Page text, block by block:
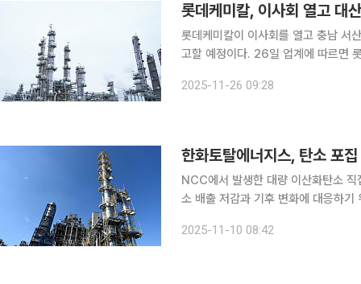
롯데케미칼, 이사회 열고 대
롯데케미칼이 이사회를 열고 충남 서
고할 예정이다. 26일 업계에 따르면 롯데케미칼은 이날 오후 중 이사회를 열고 대산산단에서 HD현
연간 110만t(톤) 규모의 NCC를, HD
2025-11-26 09:28
한화토탈에너지스, 탄소 포
NCC에서 발생한 대량 이산화탄소 직접 포집탄
소 배출 저감과 기후 변화에 대응하
Gas) 중 이산화탄소를 직접 포집하
2025-11-10 08:42